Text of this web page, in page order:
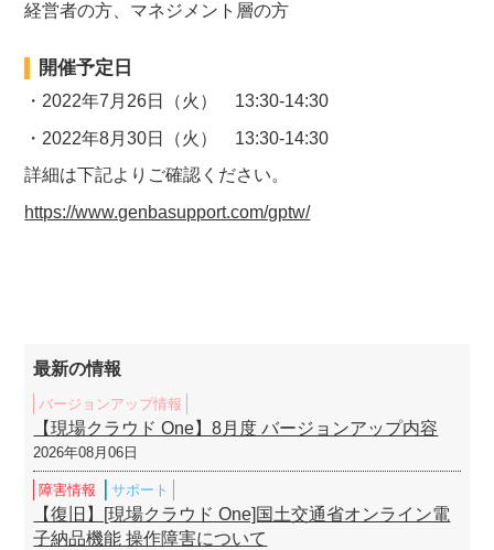
経営者の方、マネジメント層の方
開催予定日
・2022年7月26日（火） 13:30-14:30
・2022年8月30日（火） 13:30-14:30
詳細は下記よりご確認ください。
https://www.genbasupport.com/gptw/
最新の情報
バージョンアップ情報
【現場クラウド One】8月度 バージョンアップ内容
2026年08月06日
障害情報 サポート
【復旧】[現場クラウド One]国土交通省オンライン電
子納品機能 操作障害について